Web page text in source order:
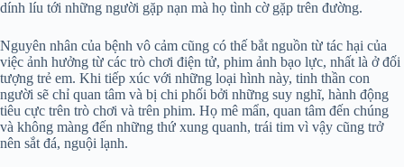
dính líu tới những người gặp nạn mà họ tình cờ gặp trên đường.
Nguyên nhân của bệnh vô cảm cũng có thế bắt nguồn từ tác hại của
việc ảnh hưởng từ các trò chơi điện tử, phim ảnh bạo lực, nhất là ở đối
tượng trẻ em. Khi tiếp xúc với những loại hình này, tinh thần con
người sẽ chỉ quan tâm và bị chi phối bởi những suy nghĩ, hành động
tiêu cực trên trò chơi và trên phim. Họ mê mẩn, quan tâm đến chúng
và không màng đến những thứ xung quanh, trái tim vì vậy cũng trở
nên sắt đá, nguội lạnh.